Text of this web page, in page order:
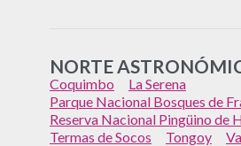
NORTE
Coquimbo
La Serena
Parque Nacional Bosques de
Reserva Nacional Pingüino de
Termas de Socos
Tongoy